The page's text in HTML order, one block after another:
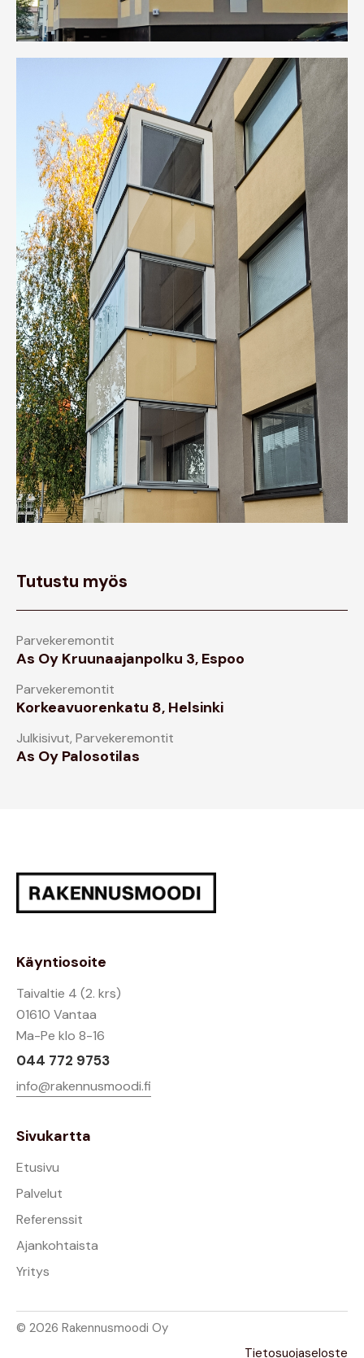
Tutustu myös
Parvekeremontit
As Oy Kruunaajanpolku 3, Espoo
Parvekeremontit
Korkeavuorenkatu 8, Helsinki
Julkisivut, Parvekeremontit
As Oy Palosotilas
Käyntiosoite
Taivaltie 4 (2. krs)
01610 Vantaa
Ma-Pe klo 8-16
044 772 9753
info@rakennusmoodi.fi
Sivukartta
Etusivu
Palvelut
Referenssit
Ajankohtaista
Yritys
© 2026 Rakennusmoodi Oy
Tietosuojaseloste